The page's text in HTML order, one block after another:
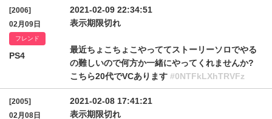
[2006]
02月09日
フレンド
PS4
2021-02-09 22:34:51
表示期限切れ
最近ちょこちょこやっててストーリーソロでやる
の難しいので何方か一緒にやってくれませんか?
こちら20代でVCあります #0NTFkLXhTRVFz
[2005]
02月08日
2021-02-08 17:41:21
表示期限切れ